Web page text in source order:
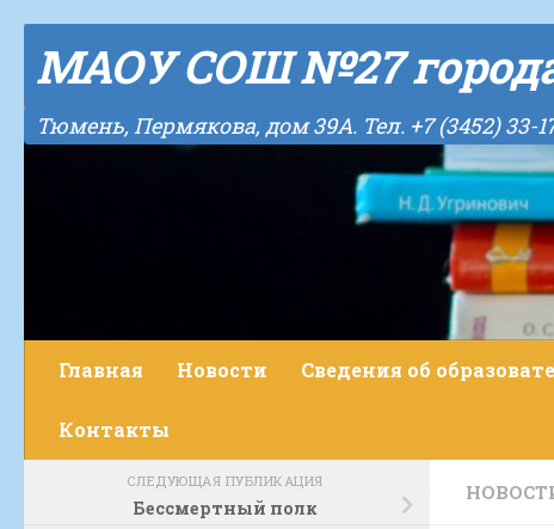
МАОУ СОШ №27
Тюмень, Пермякова, дом 39А. Тел. +7 (3452) 33-
Главная Новости Сведения об
Контакты
СЛЕДУЮЩАЯ ПУБЛИКАЦИЯ
Бессмертный полк